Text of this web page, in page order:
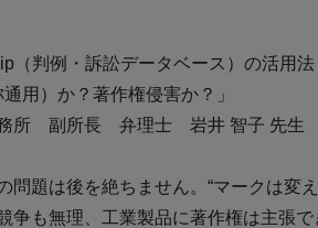
判例・訴訟データベース）の活用
用）か？著作権侵害か？」
務所 副所長 弁理士 岩井 智子 先生
問題は後を絶ちません。“マークは変
争も無理、工業製品に著作権は主張